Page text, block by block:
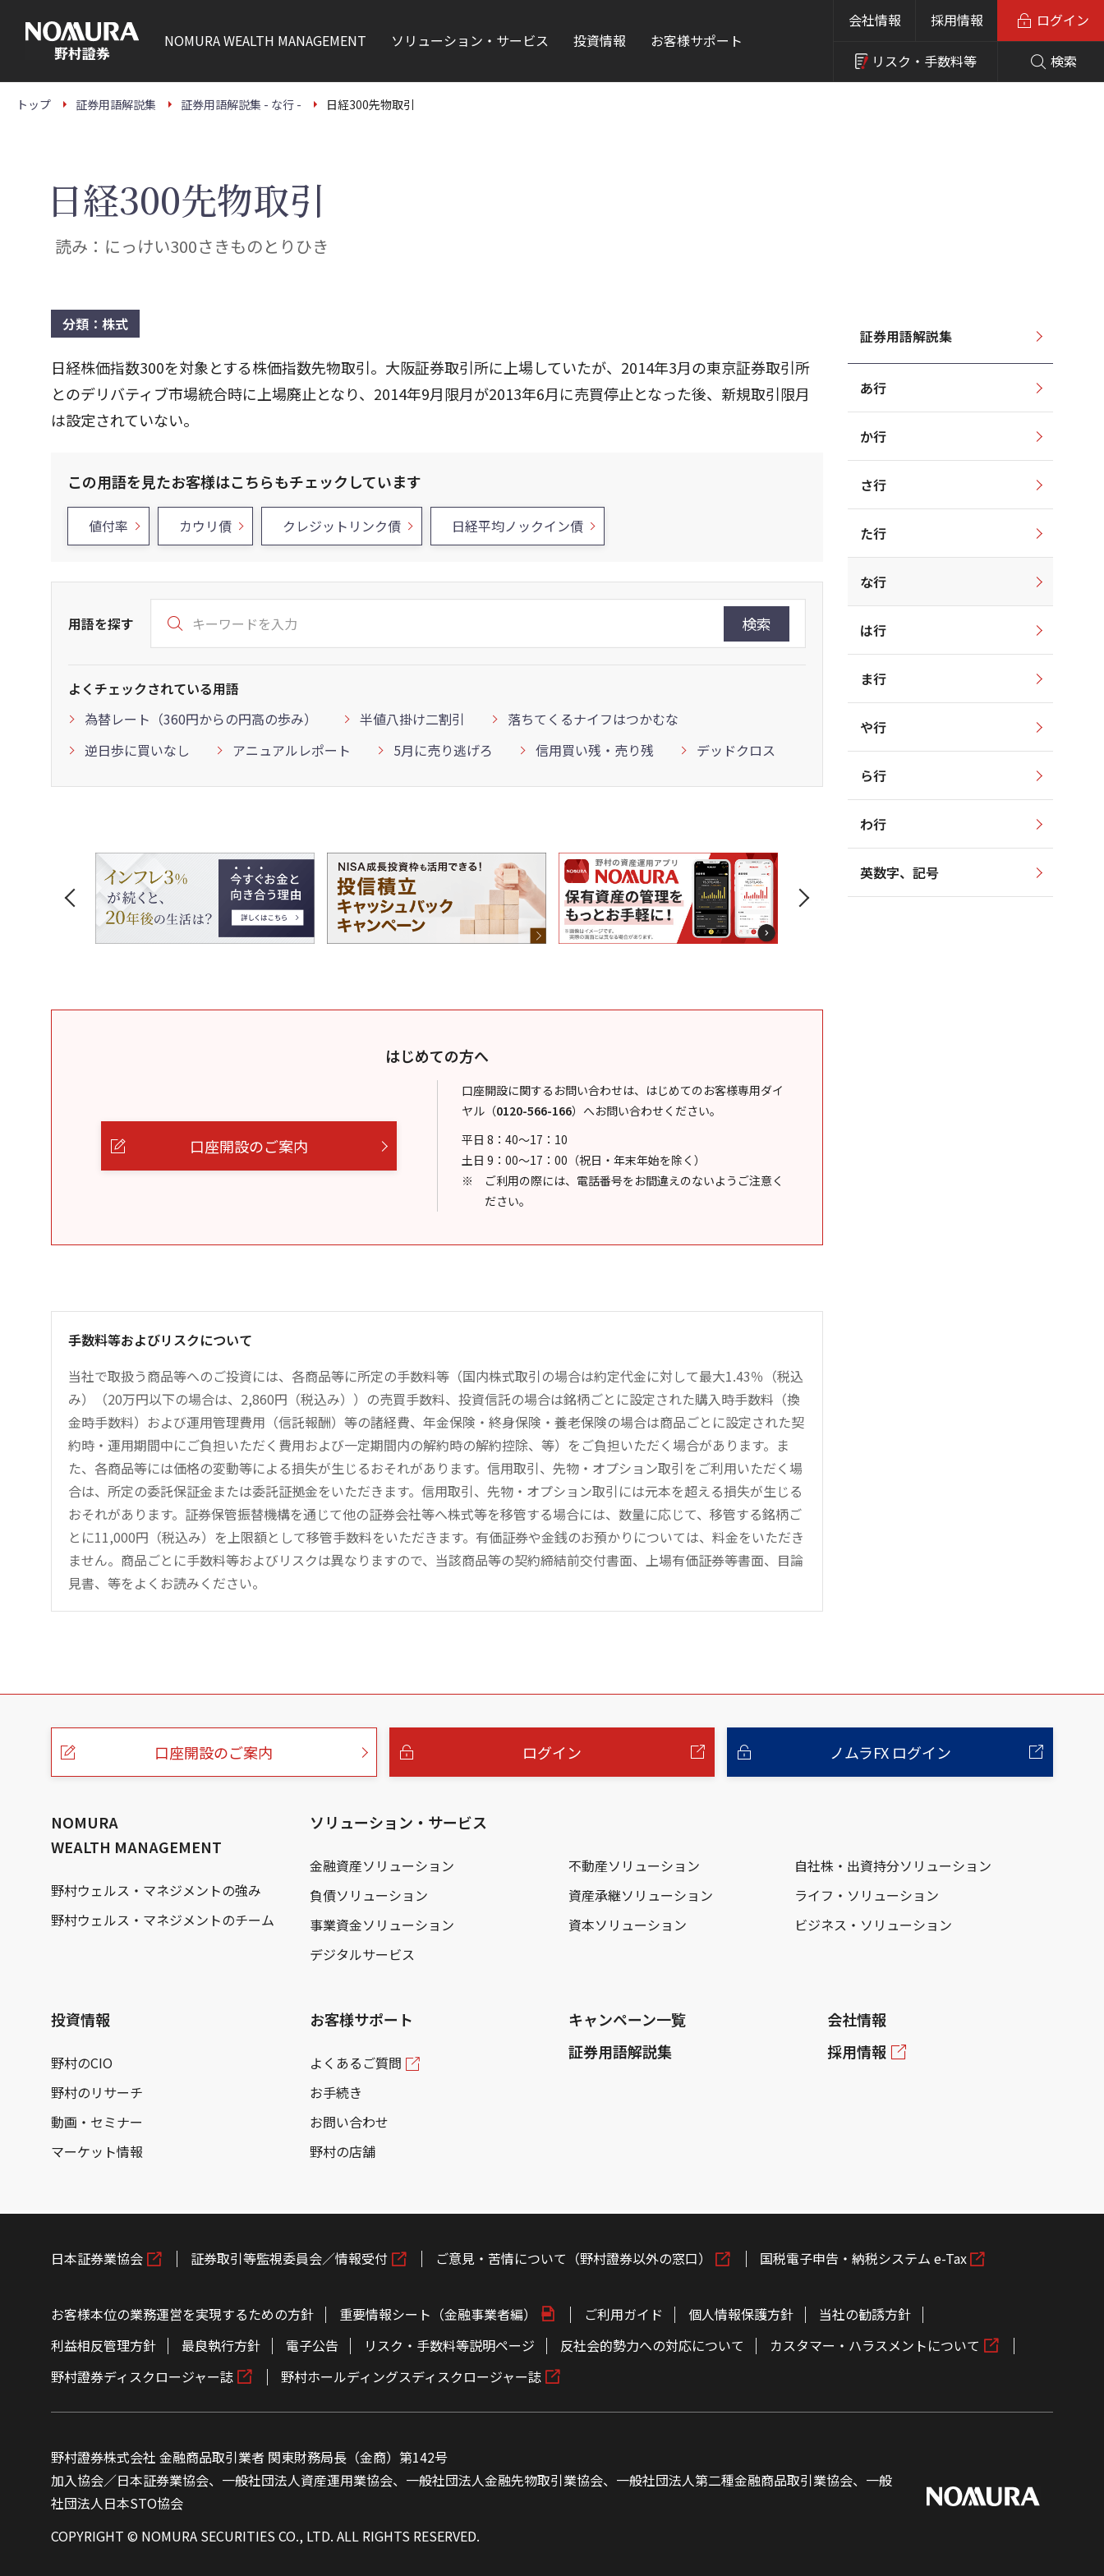
本
NOMURAWEALTH MANAGEMENT ソリューション・サービス 投資情報 お客様サポート
会社情報 採用情報
リスク・ 手数料等 検索
ログイン
トップ 証券用語解説集 証券用語解説集 - な行 - 日経300先物取引
日経300先物取引
読み：にっけい300さきものとりひき
分類：株式
日経株価指数300を対象とする株価指数先物取引。大阪証券取引所に上場していたが、2014年3月の東京証券取引所
とのデリバティブ市場統合時に上場廃止となり、2014年9月限月が2013年6月に売買停止となった後、新規取引限月
は設定されていない。
この用語を見たお客様はこちらもチェックしています
値付率 カウリ債 クレジットリンク債 日経平均ノックイン債
用語を探す 検索
よくチェックされている用語
為替レート（360円からの円高の歩み）
半値八掛け二割引
落ちてくるナイフはつかむな
逆日歩に買いなし
アニュアルレポート 5月に売り逃げろ 信用買い残・売り残 デッドクロス
はじめての方へ
口座開設のご案内
口座開設に関するお問い合わせは、はじめてのお客様専用ダイ
ヤル （0120-566-166） へお問い合わせください。
平日 8：40～17：10
土日 9：00～17：00（祝日・年末年始を除く）
ご利用の際には、電話番号をお間違えのないようご注意く
ださい。
手数料等およびリスクについて
当社で取扱う商品等へのご投資には、各商品等に所定の手数料等（国内株式取引の場合は約定代金に対して最大1.43％（税込
み）（20万円以下の場合は、2,860円（税込み））の売買手数料、投資信託の場合は銘柄ごとに設定された購入時手数料（換
金時手数料）および運用管理費用（信託報酬）等の諸経費、年金保険・終身保険・養老保険の場合は商品ごとに設定された契
約時・運用期間中にご負担いただく費用および一定期間内の解約時の解約控除、等）をご負担いただく場合があります。ま
た、各商品等には価格の変動等による損失が生じるおそれがあります。信用取引、先物・オプション取引をご利用いただく場
合は、所定の委託保証金または委託証拠金をいただきます。信用取引、先物・オプション取引には元本を超える損失が生じる
おそれがあります。証券保管振替機構を通じて他の証券会社等へ株式等を移管する場合には、数量に応じて、移管する銘柄ご
とに11,000円（税込み）を上限額として移管手数料をいただきます。有価証券や金銭のお預かりについては、料金をいただき
ません。商品ごとに手数料等およびリスクは異なりますので、当該商品等の契約締結前交付書面、上場有価証券等書面、目論
見書、等をよくお読みください。
証券用語解説集
あ行
か行
さ行
た行
な行
は行
ま行
や行
ら行
わ行
英数字、記号
こ
口座開設のご案内 ログイン ノムラFX ログイン
NOMURA
WEALTH MANAGEMENT
野村ウェルス・マネジメントの強み
野村ウェルス・マネジメントのチーム
ソリューション・サービス
金融資産ソリューション 不動産ソリューション
自社株・出資持分ソリューション
負債ソリューション
資産承継ソリューション
ライフ・ソリューション
事業資金ソリューション
資本ソリューション
ビジネス・ソリューション
デジタルサービス
投資情報
野村のCIO
野村のリサーチ
動画・セミナー
マーケット情報
お客様サポート
よくあるご質問
お手続き
お問い合わせ
野村の店舗
キャンペーン一覧
証券用語解説集
会社情報
採用情報
日本証券業協会 証券取引等監視委員会／情報受付 ご意見・苦情について（野村證券以外の窓口） 国税電子申告・納税システム e-Tax
お客様本位の業務運営を実現するための方針 重要情報シート（金融事業者編） ご利用ガイド 個人情報保護方針
当社の勧誘方針
利益相反管理方針
最良執行方針 電子公告 リスク・手数料等説明ページ 反社会的勢力への対応について
カスタマー・ハラスメントについて
野村證券ディスクロージャー誌
野村ホールディングスディスクロージャー誌
野村證券株式会社 金融商品取引業者 関東財務局長（金商）第142号
加入協会／日本証券業協会、一般社団法人資産運用業協会、一般社団法人金融先物取引業協会、一般社団法人第二種金融商品取引業協会、一般
社団法人日本STO協会
COPYRIGHT © NOMURA SECURITIES CO., LTD. ALL RIGHTS RESERVED.